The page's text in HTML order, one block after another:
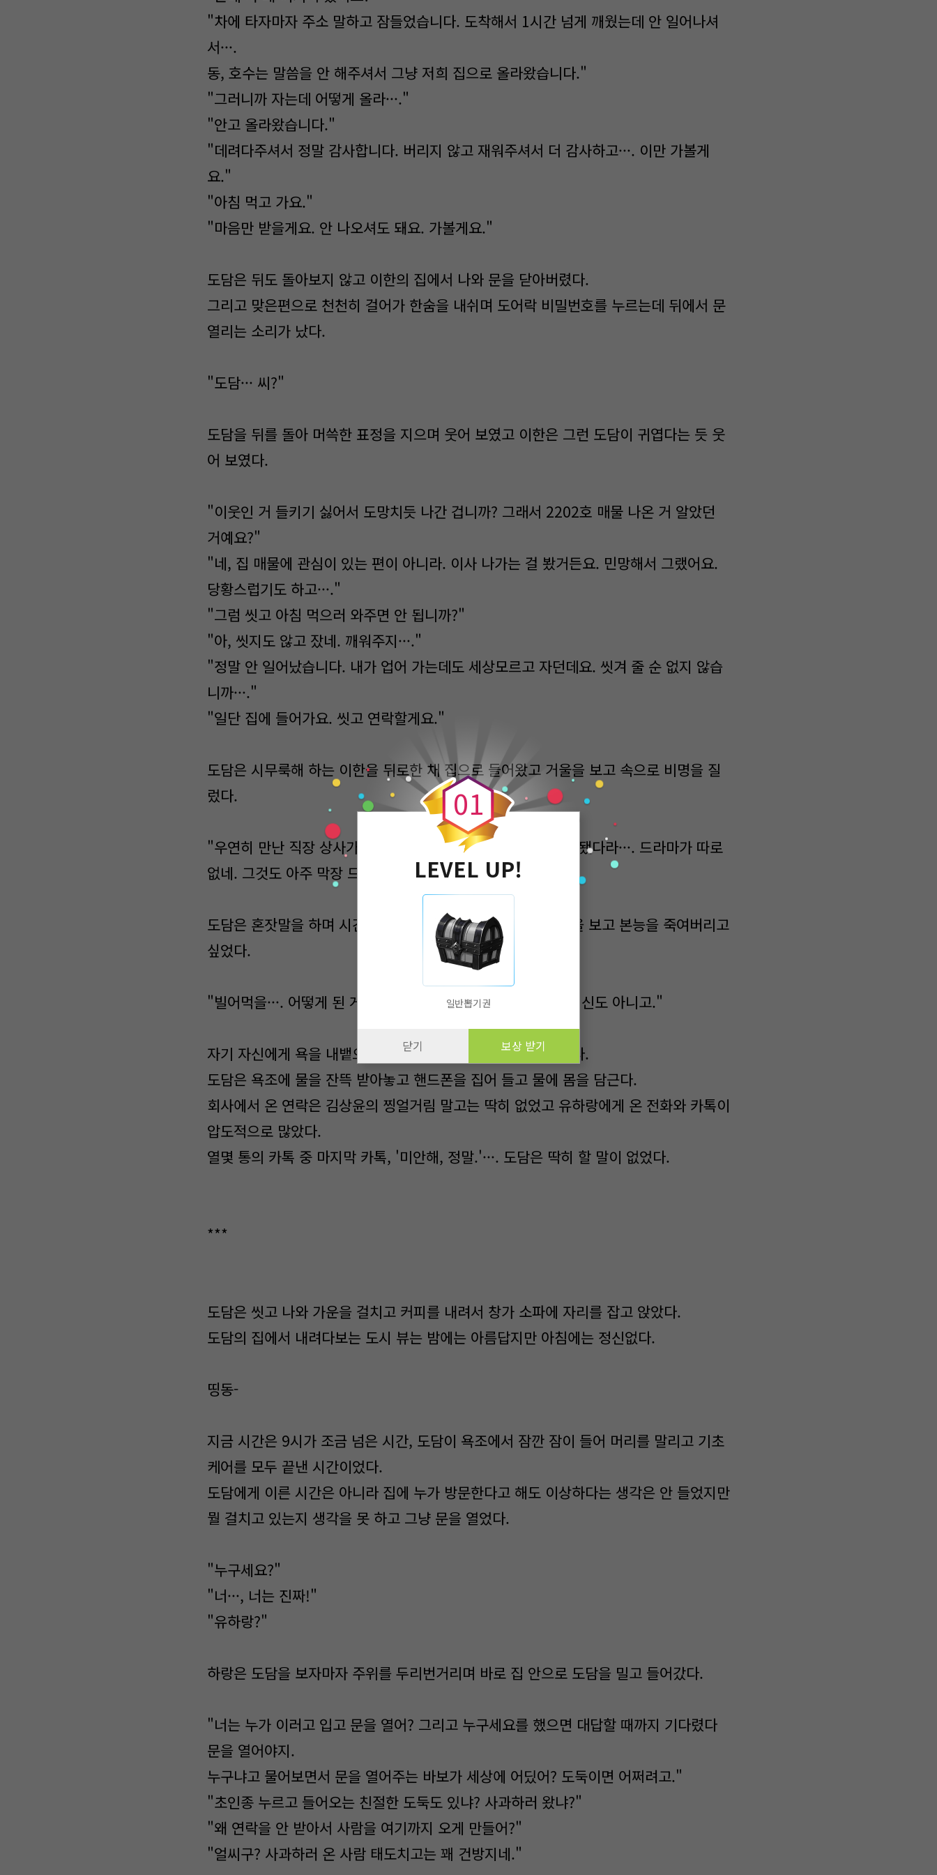
"차에 타자마자 주소 말하고 잠들었습니다. 도착해서 1시간 넘게 깨웠는데 안 일어나셔
서···.
동, 호수는 말씀을 안 해주셔서 그냥 저희 집으로 올라왔습니다."
"그러니까 자는데 어떻게 올라···."
"안고 올라왔습니다."
"데려다주셔서 정말 감사합니다. 버리지 않고 재워주셔서 더 감사하고···. 이만 가볼게
요."
"아침 먹고 가요."
"마음만 받을게요. 안 나오셔도 돼요. 가볼게요."
도담은 뒤도 돌아보지 않고 이한의 집에서 나와 문을 닫아버렸다.
그리고 맞은편으로 천천히 걸어가 한숨을 내쉬며 도어락 비밀번호를 누르는데 뒤에서 문
열리는 소리가 났다.
"도담··· 씨?"
도담을 뒤를 돌아 머쓱한 표정을 지으며 웃어 보였고 이한은 그런 도담이 귀엽다는 듯 웃
어 보였다.
"이웃인 거 들키기 싫어서 도망치듯 나간 겁니까? 그래서 2202호 매물 나온 거 알았던
거예요?"
"네, 집 매물에 관심이 있는 편이 아니라. 이사 나가는 걸 봤거든요. 민망해서 그랬어요.
당황스럽기도 하고···."
"그럼 씻고 아침 먹으러 와주면 안 됩니까?"
"아, 씻지도 않고 잤네. 깨워주지···."
"정말 안 일어났습니다. 내가 업어 가는데도 세상모르고 자던데요. 씻겨 줄 순 없지 않습
니까···."
"일단 집에 들어가요. 씻고 연락할게요."
도담은 시무룩해 하는 이한을 뒤로한 채 집으로 들어왔고 거울을 보고 속으로 비명을 질
렀다.
"우연히 만난 직장 상사가 나한테 남자로 다가왔는데 이웃까지 됐다라···. 드라마가 따로
없네. 그것도 아주 막장 드라마."
도담은 혼잣말을 하며 시간을 확인했고 아직 7시도 안 된 시간을 보고 본능을 죽여버리고
싶었다.
"빌어먹을···. 어떻게 된 게 쉬는 날도 제대로 늦잠을 못 자냐. 병신도 아니고."
자기 자신에게 욕을 내뱉으며 옷을 벗고 욕실로 향하는 도담이다.
도담은 욕조에 물을 잔뜩 받아놓고 핸드폰을 집어 들고 물에 몸을 담근다.
회사에서 온 연락은 김상윤의 찡얼거림 말고는 딱히 없었고 유하랑에게 온 전화와 카톡이
압도적으로 많았다.
열몇 통의 카톡 중 마지막 카톡, '미안해, 정말.'···. 도담은 딱히 할 말이 없었다.
***
도담은 씻고 나와 가운을 걸치고 커피를 내려서 창가 소파에 자리를 잡고 앉았다.
도담의 집에서 내려다보는 도시 뷰는 밤에는 아름답지만 아침에는 정신없다.
띵동-
지금 시간은 9시가 조금 넘은 시간, 도담이 욕조에서 잠깐 잠이 들어 머리를 말리고 기초
케어를 모두 끝낸 시간이었다.
도담에게 이른 시간은 아니라 집에 누가 방문한다고 해도 이상하다는 생각은 안 들었지만
뭘 걸치고 있는지 생각을 못 하고 그냥 문을 열었다.
"누구세요?"
"너···, 너는 진짜!"
"유하랑?"
하랑은 도담을 보자마자 주위를 두리번거리며 바로 집 안으로 도담을 밀고 들어갔다.
"너는 누가 이러고 입고 문을 열어? 그리고 누구세요를 했으면 대답할 때까지 기다렸다
문을 열어야지.
누구냐고 물어보면서 문을 열어주는 바보가 세상에 어딨어? 도둑이면 어쩌려고."
"초인종 누르고 들어오는 친절한 도둑도 있냐? 사과하러 왔냐?"
"왜 연락을 안 받아서 사람을 여기까지 오게 만들어?"
"얼씨구? 사과하러 온 사람 태도치고는 꽤 건방지네."
0
0
1
LEVEL UP!
일반뽑기권
닫기 보상 받기